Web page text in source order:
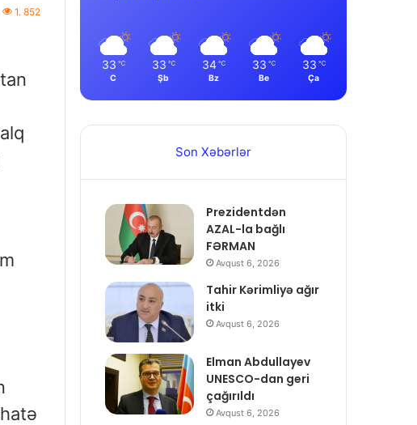
1. 852
33 ℃
C
33 ℃
Şb
34 ℃
Bz
33 ℃
Be
33 ℃
Ça
Son Xəbərlər
Prezidentdən
AZAL-la bağlı
FƏRMAN
Avqust 6, 2026
Tahir Kərimliyə ağır
itki
Avqust 6, 2026
Elman Abdullayev
UNESCO-dan geri
çağırıldı
Avqust 6, 2026